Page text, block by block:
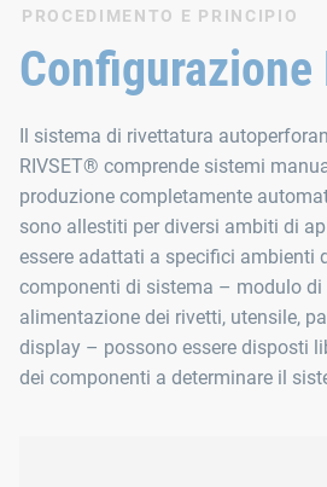
PROCEDIMENTO E PRINCIPIO
Configurazione
Il sistema di rivettatura
RIVSET® comprende sistemi
produzione completamente
sono allestiti per diversi ambiti di
essere adattati a specifici ambienti
componenti di sistema – modulo di
alimentazione dei rivetti, utensile,
display – possono essere disposti
dei componenti a determinare il